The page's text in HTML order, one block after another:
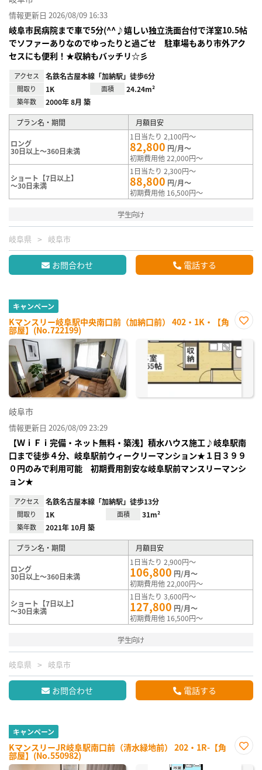
情報更新日 2026/08/09 16:33
岐阜市民病院まで車で5分(^^♪嬉しい独立洗面台付で洋室10.5帖
でソファーありなのでゆったりと過ごせ 駐車場もあり市外アク
セスにも便利！★収納もバッチリ☆彡
アクセス 名鉄名古屋本線「加納駅」徒歩6分
間取り 1K 面積 24.24m²
築年数 2000年 8月 築
プラン名・期間 月額目安
ロング
30日以上～360日未満
1日当たり 2,100円～
82,800 円/月～
初期費用他 22,000円～
ショート【7日以上】
～30日未満
1日当たり 2,300円～
88,800 円/月～
初期費用他 16,500円～
学生向け
岐阜県 岐阜市
お問合わせ 電話する
キャンペーン
Kマンスリー岐阜駅中央南口前（加納口前） 402・1K・【角
部屋】(No.722199)
に入
り登
録
岐阜市
情報更新日 2026/08/09 23:29
【ＷｉＦｉ完備・ネット無料・築浅】積水ハウス施工♪岐阜駅南
口まで徒歩４分、岐阜駅前ウィークリーマンション★１日３９９
０円のみで利用可能 初期費用割安な岐阜駅前マンスリーマンシ
ョン★
アクセス 名鉄名古屋本線「加納駅」徒歩13分
間取り 1K 面積 31m²
築年数 2021年 10月 築
プラン名・期間 月額目安
ロング
30日以上～360日未満
1日当たり 2,900円～
106,800 円/月～
初期費用他 22,000円～
ショート【7日以上】
～30日未満
1日当たり 3,600円～
127,800 円/月～
初期費用他 16,500円～
学生向け
岐阜県 岐阜市
お問合わせ 電話する
キャンペーン
KマンスリーJR岐阜駅南口前（清水緑地前） 202・1R-【角
部屋】(No.550982)